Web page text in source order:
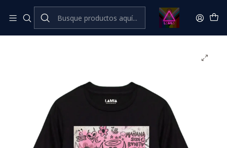
Inicio Catálogo Premium Música Premium
Polera Karol G Línea Premium #6